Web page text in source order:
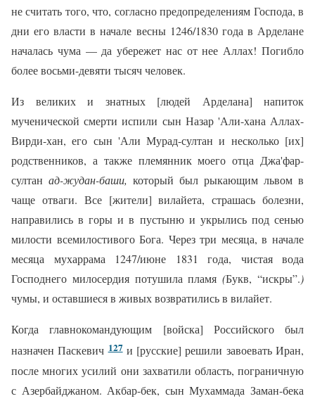
не считать того, что, согласно предопределениям Господа, в
дни его власти в начале весны 1246/1830 года в Арделане
началась чума — да убережет нас от нее Аллах! Погибло
более восьми-девяти тысяч человек.
Из великих и знатных [людей Арделана] напиток
мученической смерти испили сын Назар 'Али-хана Аллах-
Вирди-хан, его сын 'Али Мурад-султан и несколько [их]
родственников, а также племянник моего отца Джа'фар-
султан ад-жудан-баши, который был рыкающим львом в
чаще отваги. Все [жители] вилайета, страшась болезни,
направились в горы и в пустыню и укрылись под сенью
милости всемилостивого Бога. Через три месяца, в начале
месяца мухаррама 1247/июне 1831 года, чистая вода
Господнего милосердия потушила пламя(Букв, “искры”.)
чумы, и оставшиеся в живых возвратились в вилайет.
Когда главнокомандующим [войска] Российского был
назначен Паскевич127и [русские] решили завоевать Иран,
после многих усилий они захватили область, пограничную
с Азербайджаном. Акбар-бек, сын Мухаммада Заман-бека